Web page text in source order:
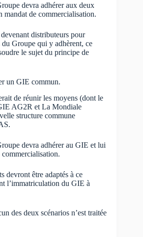
devra adhérer aux deux
de commercialisation.
distributeurs pour
du Groupe qui y adhèrent, ce
le sujet du principe de
un GIE commun.
de réunir les moyens (dont le
AG2R et La Mondiale
structure commune
devra adhérer au GIE et lui
devront être adaptés à ce
l’immatriculation du GIE à
des deux scénarios n’est traitée